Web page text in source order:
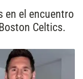
en el encuentro
Celtics.